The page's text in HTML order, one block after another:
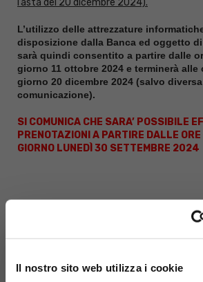
Il nostro sito web utilizza i cookie
l’asta del 20 dicembre 2024).
L’utilizzo delle attrezzature
disposizione dalla Banca ed oggetto
sarà quindi consentito a partire dalle
giorno 11 ottobre 2024 e terminerà alle
giorno 20 dicembre 2024 (salvo diversa
comunicazione).
SI COMUNICA CHE SARA’ POSSIBILE
PRENOTAZIONI A PARTIRE DALLE
GIORNO LUNEDÌ 30 SETTEMBRE 2024
Seleziona la Filiale